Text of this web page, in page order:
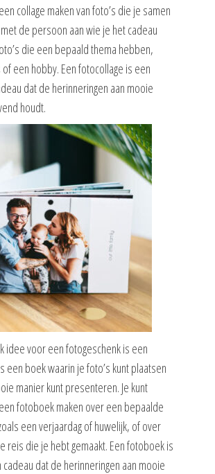
collage maken van foto’s die je samen
de persoon aan wie je het cadeau
die een bepaald thema hebben,
een hobby. Een fotocollage is een
dat de herinneringen aan mooie
houdt.
idee voor een fotogeschenk is een
een boek waarin je foto’s kunt plaatsen
manier kunt presenteren. Je kunt
fotoboek maken over een bepaalde
een verjaardag of huwelijk, of over
reis die je hebt gemaakt. Een fotoboek is
cadeau dat de herinneringen aan mooie